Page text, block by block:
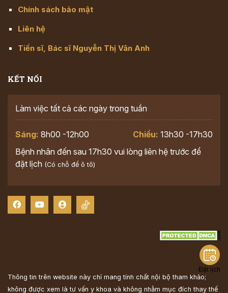
Chính sách bảo mật
Liên hệ
Tiến sĩ, Bác sĩ Nguyễn Thị Vân Anh
KẾT NỐI
Làm việc tất cả các ngày trong tuần
Sáng: 8h00 -12h00 Chiều: 13h30 -17h30
Bệnh nhân đến sau 17h30 vui lòng liên hệ trước để
đặt lịch (Có chỗ để ô tô)
Thông tin trên website này chỉ mang tính chất nội bộ tham khảo;
không được xem là tư vấn y khoa và không nhằm mục đích thay thế
Đặt lịch